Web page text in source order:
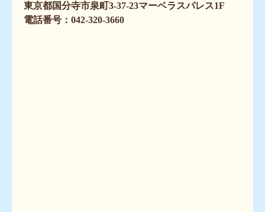
東京都国分寺市泉町3-37-23マーベラスパレス1F
電話番号：042-320-3660